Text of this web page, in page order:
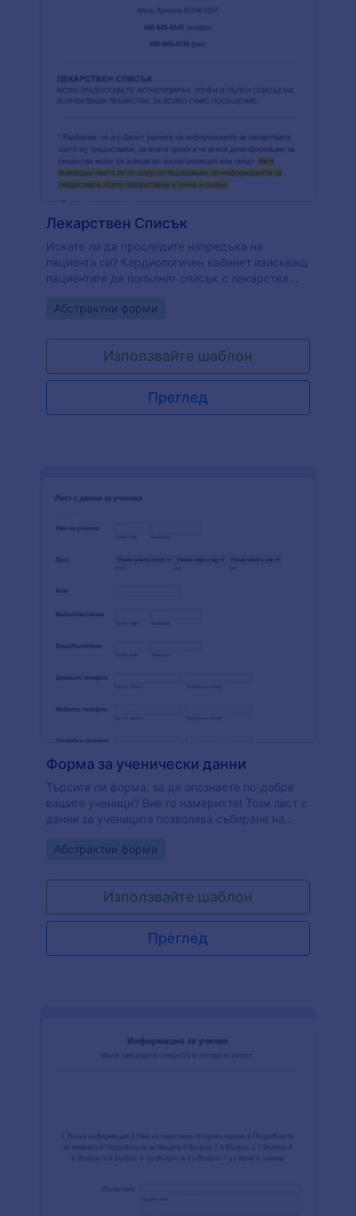
Лекарствен Списък
Искате ли да проследите напредъка на
пациента си? Кардиологичен кабинет изискващ
пациентите да попълнят списък с лекарства
съдържа лична информация за пациента,
лекарства, лекарства без рецепта, диабетични,
хранителни добавки и витамини, история на
тютюнопушенето, консумация на алкохол и
употреба на кофеин.
Go to Category:
Абстрактни форми
Използвайте шаблон
Преглед
Форма за ученически данни
Търсите ли форма, за да опознаете по-добре
вашите ученици? Вие го намерихте! Този лист с
данни за учениците позволява събиране на
име, име на майка, име на баща, домашен
адрес. Също така, този шаблон на лист с данни
за студенти изисква известна информация за
причината за препращане, присъствие,
информация за тестване, скрининг, запис на
дисциплината, най-новите академични оценки,
Go to Category:
Абстрактни форми
Използвайте шаблон
Преглед